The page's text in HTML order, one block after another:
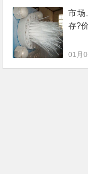
市场
存?
01月